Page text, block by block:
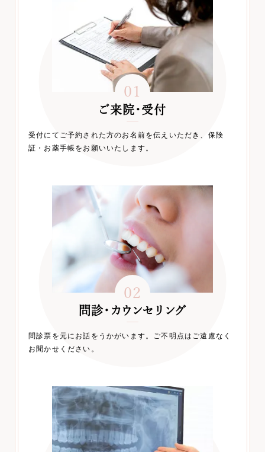
01
ご来院・受付
受付にてご予約された方のお名前を伝えいただき、保険
証・お薬手帳をお願いいたします。
02
問診・カウンセリング
問診票を元にお話をうかがいます。ご不明点はご遠慮なく
お聞かせください。